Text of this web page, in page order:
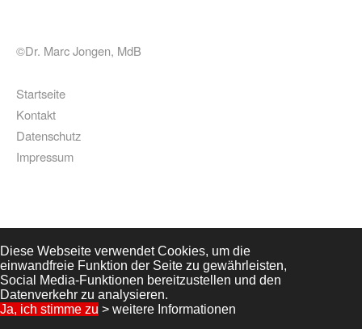
©Dr. Marc Jongen, MdB
Startseite
Kontakt
Datenschutz
Impressum
Diese Webseite verwendet Cookies, um die
einwandfreie Funktion der Seite zu gewährleisten,
Social Media-Funktionen bereitzustellen und den
Datenverkehr zu analysieren.
Ja, ich stimme zu > weitere Informationen